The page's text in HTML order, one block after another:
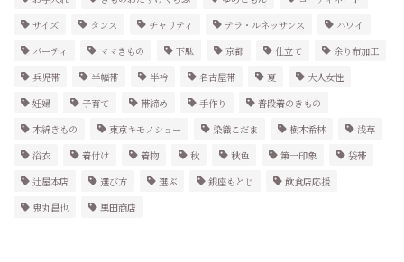
サイズ
タンス チャリティ テラ・ルネッサンス
ハワイ
パーティ
ママきもの 下駄 京都 仕立て
余り布加工
兵児帯
半幅帯 半衿 名古屋帯 夏
大人女性
妊婦
子育て 帯締め 手作り
普段着のきもの
木綿きもの
東京キモノショー 染織こだま 樹木希林
浅草
浴衣
着付け 着物 秋 秋色 第一印象
袋帯
辻屋本店
選び方 選ぶ 銀座もとじ
飲食店応援
鬼丸昌也
黒田商店